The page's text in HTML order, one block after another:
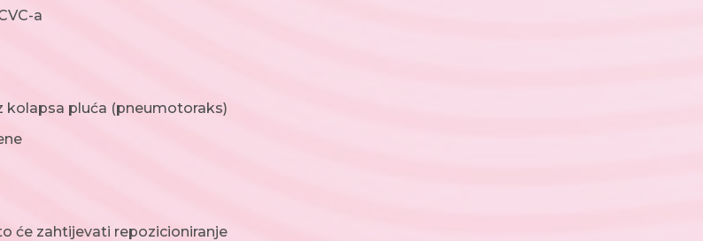
a
pluća (pneumotoraks)
će zahtijevati repozicioniranje